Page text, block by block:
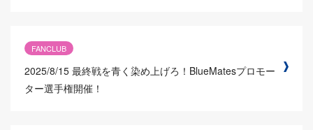
FANCLUB
2025/8/15 最終戦を青く染め上げろ！BlueMatesプロモー
ター選手権開催！